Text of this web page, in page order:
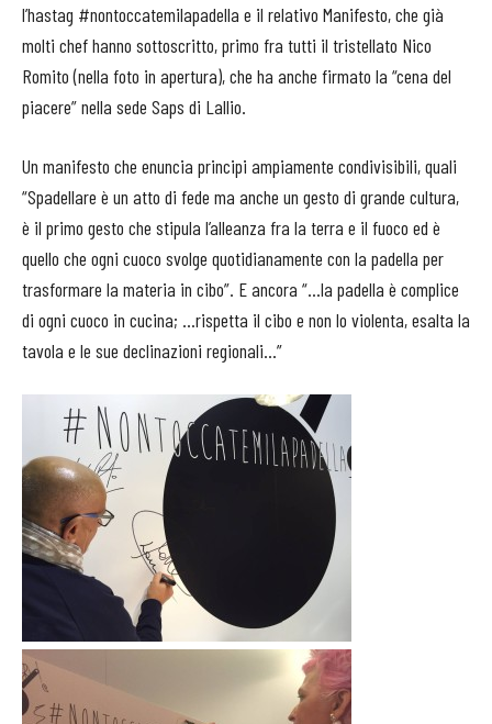
l’hastag #nontoccatemilapadella e il relativo Manifesto, che già
molti chef hanno sottoscritto, primo fra tutti il tristellato Nico
Romito (nella foto in apertura), che ha anche firmato la “cena del
piacere” nella sede Saps di Lallio.
Un manifesto che enuncia principi ampiamente condivisibili, quali
“Spadellare è un atto di fede ma anche un gesto di grande cultura,
è il primo gesto che stipula l’alleanza fra la terra e il fuoco ed è
quello che ogni cuoco svolge quotidianamente con la padella per
trasformare la materia in cibo”. E ancora “…la padella è complice
di ogni cuoco in cucina; …rispetta il cibo e non lo violenta, esalta la
tavola e le sue declinazioni regionali…”